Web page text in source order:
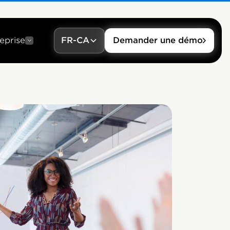
FR-CA Demander une démo